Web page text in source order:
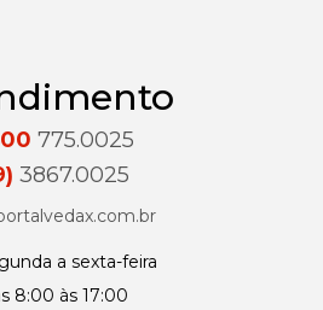
775.0025
3867.0025
a sexta-feira
8:00 às 17:00